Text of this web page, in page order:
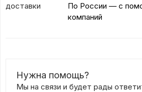
доставки
По России — с
компаний
Нужна помощь?
Мы на связи и будет рады